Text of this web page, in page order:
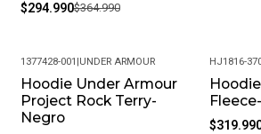
$294.990$364.990
-35%
1377428-001 |UNDER ARMOUR
Hoodie Under Armour
Project Rock Terry-
Negro
-19%
HJ1816-